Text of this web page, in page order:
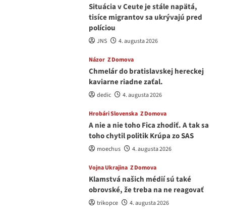
Situácia v Ceute je stále napätá,
tisíce migrantov sa ukrývajú pred
políciou
JNS 4. augusta 2026
Názor Z Domova
Chmelár do bratislavskej hereckej
kaviarne riadne zaťal.
dedic 4. augusta 2026
Hrobári Slovenska Z Domova
A nie a nie toho Fica zhodiť. A tak sa
toho chytil politik Krúpa zo SAS
moechus 4. augusta 2026
Vojna Ukrajina Z Domova
Klamstvá našich médií sú také
obrovské, že treba na ne reagovať
trikopce 4. augusta 2026